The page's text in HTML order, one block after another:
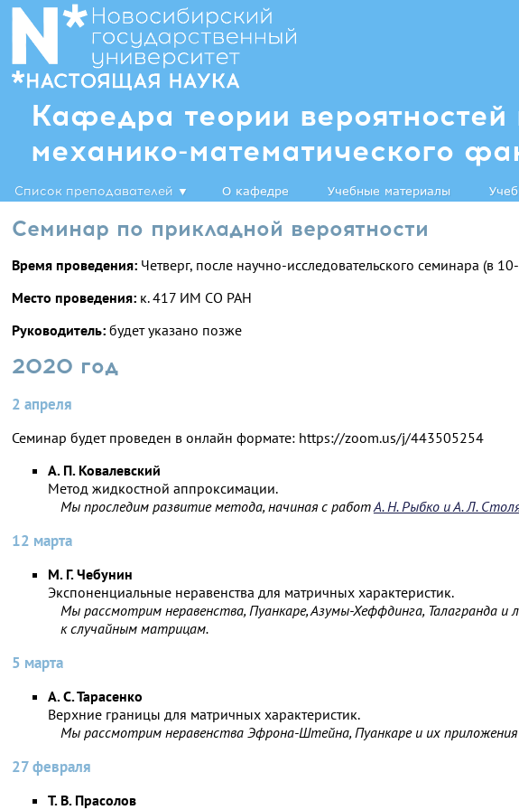
Кафедра теории вероятностей
механико-математического
Список преподавателей ▼ О кафедре Учебные материалы
Семинар по прикладной вероятности
Время проведения: Четверг, после научно-исследовательского семинара (в
Место проведения: к. 417 ИМ СО РАН
Руководитель: будет указано позже
2020 год
2 апреля
Семинар будет проведен в онлайн формате: https://zoom.us/j/443505254
А. П. Ковалевский
Метод жидкостной аппроксимации.
Мы проследим развитие метода, начиная с работА. Н. Рыбко и А. Л.
12 марта
М. Г. Чебунин
Экспоненциальные неравенства для матричных характеристик.
Мы рассмотрим неравенства, Пуанкаре, Азумы-Хеффдинга, Талагранда
к случайным матрицам.
5 марта
А. С. Тарасенко
Верхние границы для матричных характеристик.
Мы рассмотрим неравенства Эфрона-Штейна, Пуанкаре и их
27 февраля
Т. В. Прасолов